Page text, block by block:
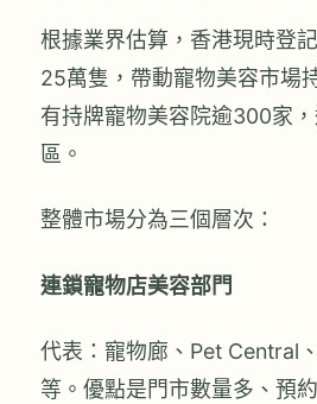
根據業界估算，香港現時登
25萬隻，帶動寵物美容市場
有持牌寵物美容院逾300家
區。
整體市場分為三個層次：
連鎖寵物店美容部門
代表：寵物廊、Pet Central
等。優點是門市數量多、預